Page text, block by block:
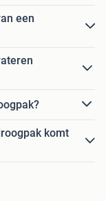
een
komt